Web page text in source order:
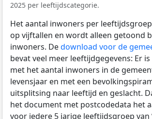
2025 per leeftijdscategorie.
Het aantal inwoners per
op vijftallen en wordt alleen getoond
inwoners. Dedownload voor de
bevat veel meer leeftijdgegevens: Er
met het aantal inwoners in de
levensjaar en met een
uitsplitsing naar leeftijd en geslacht.
het document met postcodedata het
voor iedere 5 jarige leeftijdsgroep van